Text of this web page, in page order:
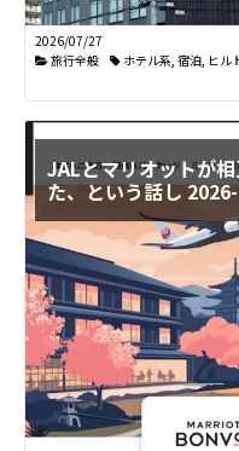
を
綴
り
ま
2026/07/27
旅行全般
ホテル系 宿泊 ヒル
JALとマリオットが
た、という話し